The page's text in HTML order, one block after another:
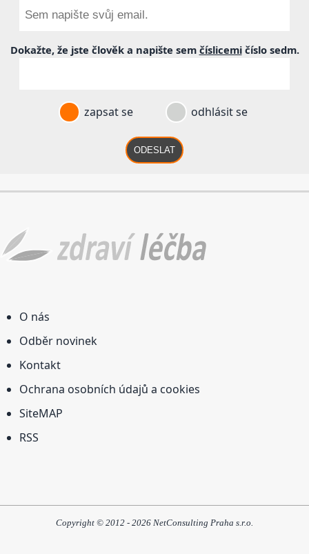
Dokažte, že jste člověk a napište sem číslicemičíslo sedm.
zapsat se odhlásit se
ODESLAT
O nás
Odběr novinek
Kontakt
Ochrana osobních údajů a cookies
SiteMAP
RSS
Copyright © 2012 - 2026 NetConsulting Praha s.r.o.